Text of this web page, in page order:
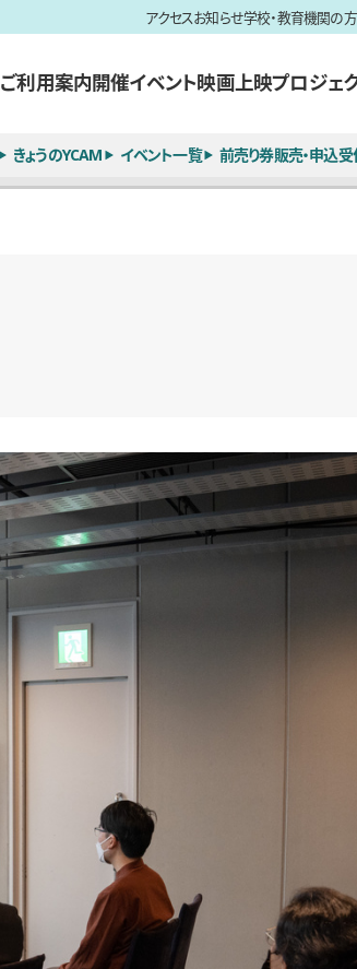
アクセスお知らせ学校・教育機関の
ご利用案内開催イベント映画上映プロジェ
きょうのYCAM イベント一覧 前売り券販売・申込